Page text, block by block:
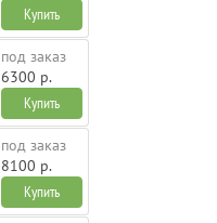
Купить
под заказ
6300 р.
Купить
под заказ
8100 р.
Купить